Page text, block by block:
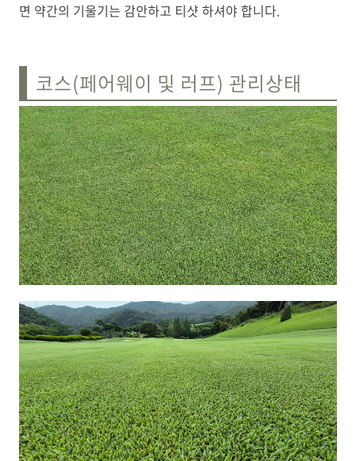
면 약간의 기울기는 감안하고 티샷 하셔야 합니다.
코스(페어웨이 및 러프) 관리상태